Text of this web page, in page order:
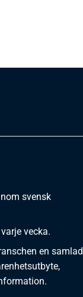
svensk
vecka.
en samlad